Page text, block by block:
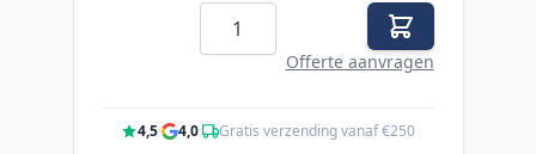
Aantal
Offerte aanvragen
4,5· 4,0· Gratis verzending vanaf €250